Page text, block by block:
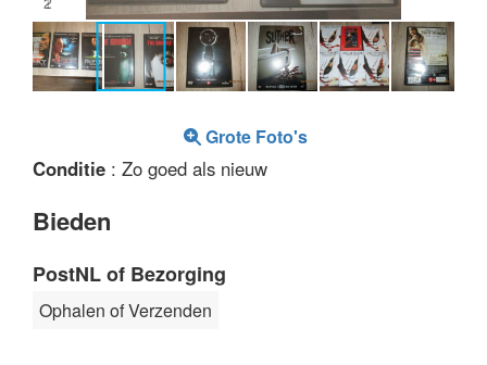
Grote Foto's
Conditie : Zo goed als nieuw
Bieden
PostNL of Bezorging
Ophalen of Verzenden